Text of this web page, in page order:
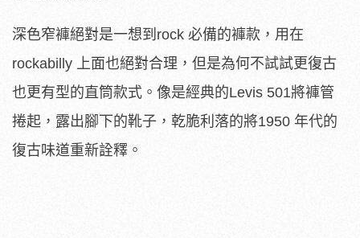
深色窄褲絕對是一想到rock 必備的褲款，用在
rockabilly 上面也絕對合理，但是為何不試試更復古
也更有型的直筒款式。像是經典的Levis 501將褲管
捲起，露出腳下的靴子，乾脆利落的將1950 年代的
復古味道重新詮釋。